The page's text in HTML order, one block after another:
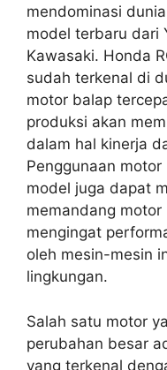
mendominasi
model terbaru dari
Kawasaki. Honda
sudah terkenal di
motor balap
produksi akan
dalam hal kinerja
Penggunaan
model juga dapat
memandang motor
mengingat
oleh mesin-mesin
lingkungan.
Salah satu motor
perubahan besar
yang terkenal